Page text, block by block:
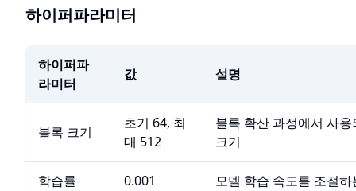
하이퍼파라미터
하이퍼파
라미터
값 설명
블록 크기
초기 64, 최
대 512
블록 확산 과정에서 사
크기
학습률 0.001 모델 학습 속도를 조절